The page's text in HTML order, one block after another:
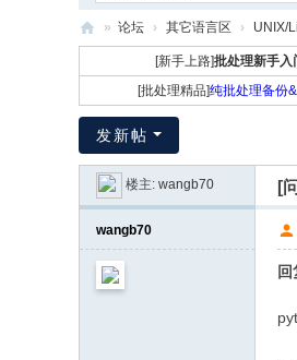
理
之
» 论坛 › 其它语言区 › UNIX/
[新手上路]批处理新手入
[批处理精品]纯批处理备份
发新帖
楼主: wangb70 [
wangb70
回